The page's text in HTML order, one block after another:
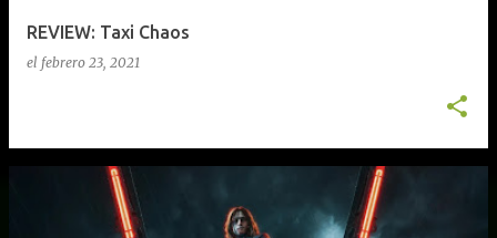
REVIEW: Taxi Chaos
el febrero 23, 2021